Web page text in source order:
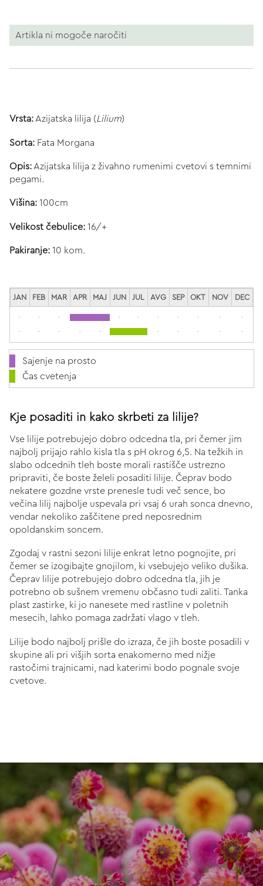
Artikla ni mogoče naročiti
Vrsta:Azijatska lilija (Lilium)
Sorta: Fata Morgana
Opis: Azijatska lilija z živahno rumenimi cvetovi s temnimi
pegami.
Višina: 100cm
Velikost čebulice: 16/+
Pakiranje: 10 kom.
JAN FEB MAR APR MAJ JUN JUL AVG SEP OKT NOV DEC
- - - - - - - - - -
- - - - - - - - - -
Sajenje na prosto
Čas cvetenja
Kje posaditi in kako skrbeti za lilije?
Vse lilije potrebujejo dobro odcedna tla, pri čemer jim
najbolj prijajo rahlo kisla tla s pH okrog 6,5. Na težkih in
slabo odcednih tleh boste morali rastišče ustrezno
pripraviti, če boste želeli posaditi lilije. Čeprav bodo
nekatere gozdne vrste prenesle tudi več sence, bo
večina lilij najbolje uspevala pri vsaj 6 urah sonca dnevno,
vendar nekoliko zaščitene pred neposrednim
opoldanskim soncem.
Zgodaj v rastni sezoni lilije enkrat letno pognojite, pri
čemer se izogibajte gnojilom, ki vsebujejo veliko dušika.
Čeprav lilije potrebujejo dobro odcedna tla, jih je
potrebno ob sušnem vremenu občasno tudi zaliti. Tanka
plast zastirke, ki jo nanesete med rastline v poletnih
mesecih, lahko pomaga zadržati vlago v tleh.
Lilije bodo najbolj prišle do izraza, če jih boste posadili v
skupine ali pri višjih sorta enakomerno med nižje
rastočimi trajnicami, nad katerimi bodo pognale svoje
cvetove.